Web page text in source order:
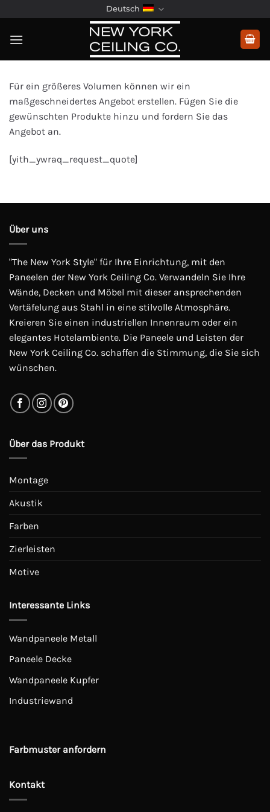
Inhalt
springen
Deutsch
Für ein größeres Volumen können wir ein
maßgeschneidertes Angebot erstellen. Fügen Sie die
gewünschten Produkte hinzu und fordern Sie das
Angebot an.
[yith_ywraq_request_quote]
Über uns
"The New York Style" für Ihre Einrichtung, mit den
Paneelen der New York Ceiling Co. Verwandeln Sie Ihre
Wände, Decken und Möbel mit dieser ansprechenden
Vertäfelung aus Stahl in eine stilvolle Atmosphäre.
Kreieren Sie einen industriellen Innenraum oder ein
elegantes Hotelambiente. Die Paneele und Leisten der
New York Ceiling Co. schaffen die Stimmung, die Sie sich
wünschen.
Über das Produkt
Montage
Akustik
Farben
Zierleisten
Motive
Interessante Links
Wandpaneele Metall
Paneele Decke
Wandpaneele Kupfer
Industriewand
Farbmuster anfordern
Kontakt